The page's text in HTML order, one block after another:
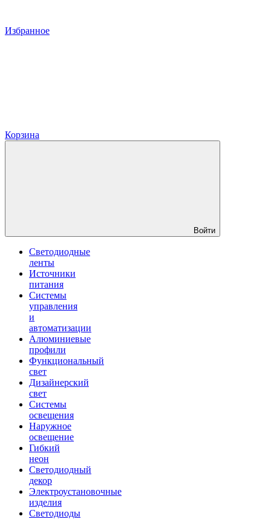
Избранное
Корзина
Войти
Светодиодные
ленты
Источники
питания
Системы
управления
и
автоматизации
Алюминиевые
профили
Функциональный
свет
Дизайнерский
свет
Системы
освещения
Наружное
освещение
Гибкий
неон
Светодиодный
декор
Электроустановочные
изделия
Светодиоды